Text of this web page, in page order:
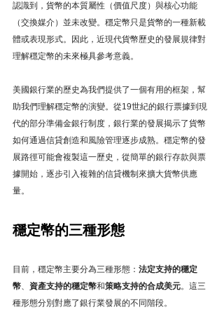
認識到，貨幣的本質屬性（價值尺度）與核心功能
（交換媒介）並未改變。穩定幣只是貨幣的一種新載
體或表現形式。因此，近現代貨幣歷史的發展規律對
理解穩定幣的未來極具參考意義。
美國銀行業的歷史為我們提供了一個有用的框架，幫
助我們理解穩定幣的演變。從19世紀的銀行票據到現
代的部分準備金銀行制度，銀行業的發展揭示了貨幣
如何通過信貸創造和風險管理逐步成熟。穩定幣的發
展路徑可能會複製這一歷史，從簡單的銀行存款與票
據開始，逐步引入複雜的信貸機制來擴大貨幣供應
量。
穩定幣的三種形態
目前，穩定幣主要分為三種形態： 法定支持的穩定
幣、 資產支持的穩定幣和策略支持的合成美元。這三
種形態分別對應了銀行業發展的不同階段。